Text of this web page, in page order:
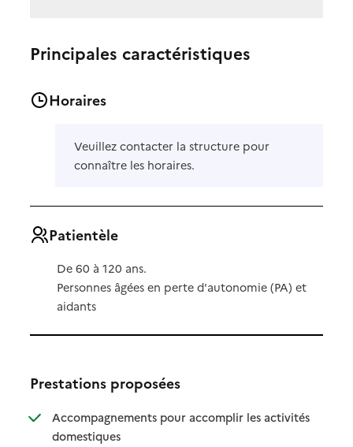
Principales caractéristiques
Horaires
Veuillez contacter la structure pour
connaître les horaires.
Patientèle
De 60 à 120 ans.
Personnes âgées en perte d'autonomie (PA) et
aidants
Prestations proposées
Accompagnements pour accomplir les activités
domestiques: disponible
: non disponible